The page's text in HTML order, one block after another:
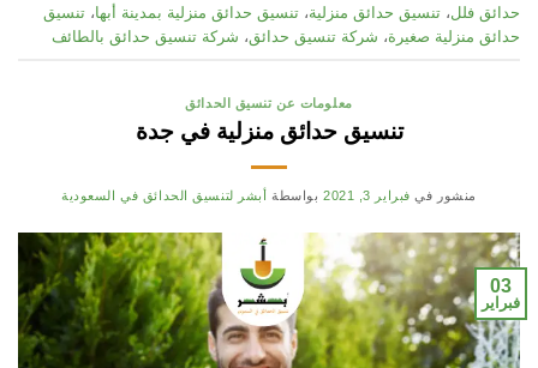
حدائق فلل، تنسيق حدائق منزلية، تنسيق حدائق منزلية بمدينة أبها، تنسيق
حدائق منزلية صغيرة، شركة تنسيق حدائق، شركة تنسيق حدائق بالطائف
معلومات عن تنسيق الحدائق
تنسيق حدائق منزلية في جدة
منشور في فبراير 3, 2021 بواسطة أبشر لتنسيق الحدائق في السعودية
03
فبراير